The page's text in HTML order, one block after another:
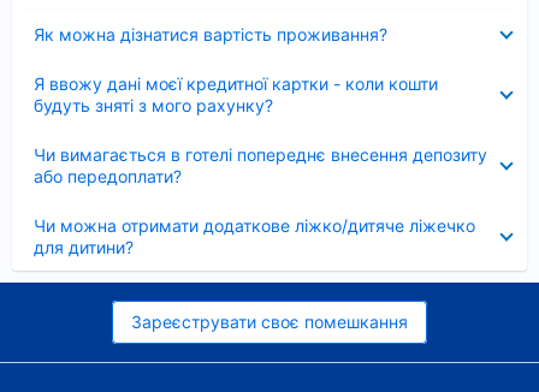
Як можна дізнатися вартість проживання?
Я ввожу дані моєї кредитної картки - коли кошти
будуть зняті з мого рахунку?
Чи вимагається в готелі попереднє внесення депозиту
або передоплати?
Чи можна отримати додаткове ліжко/дитяче ліжечко
для дитини?
Зареєструвати своє помешкання